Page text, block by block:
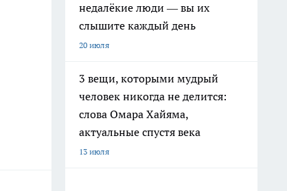
недалёкие люди — вы их
слышите каждый день
20 июля
3 вещи, которыми мудрый
человек никогда не делится:
слова Омара Хайяма,
актуальные спустя века
13 июля